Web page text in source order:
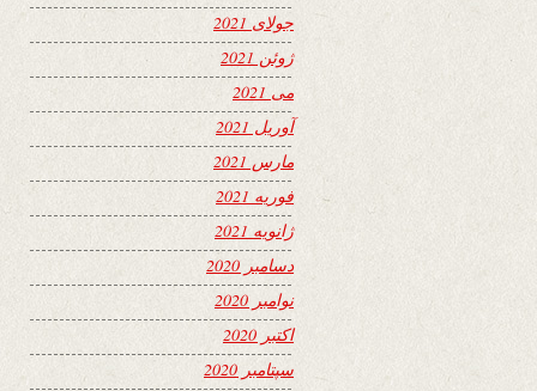
جولای 2021
ژوئن 2021
می 2021
آوریل 2021
مارس 2021
فوریه 2021
ژانویه 2021
دسامبر 2020
نوامبر 2020
اکتبر 2020
سپتامبر 2020